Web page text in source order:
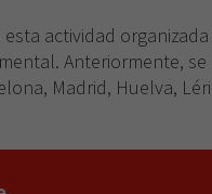
actividad
Anteriormente,
Madrid, Huelva,
necesarias
para que
funcione la
web.